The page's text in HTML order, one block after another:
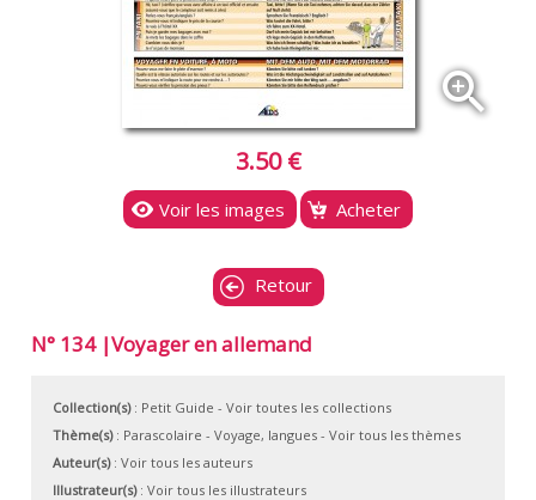
zoom_in
3.50 €
Voir les images Acheter
Retour
N° 134 |Voyager en allemand
Collection(s): Petit Guide - Voir toutes les collections
Thème(s): Parascolaire - Voyage, langues- Voir tous les thèmes
Auteur(s): Voir tous les auteurs
Illustrateur(s): Voir tous les illustrateurs